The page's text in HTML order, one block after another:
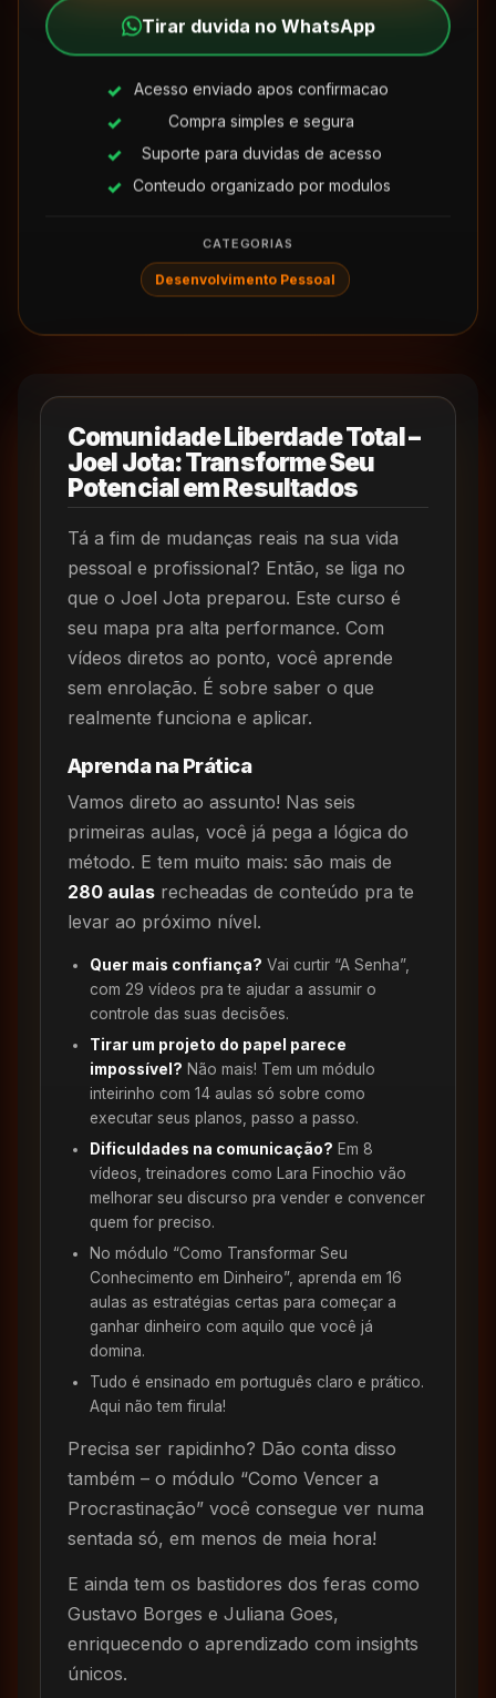
Comunidade Liberdade Total –
Joel Jota: Transforme Seu
Potencial em Resultados
Tá a fim de mudanças reais na sua vida
pessoal e profissional? Então, se liga no
que o Joel Jota preparou. Este curso é
seu mapa pra alta performance. Com
vídeos diretos ao ponto, você aprende
sem enrolação. É sobre saber o que
realmente funciona e aplicar.
Aprenda na Prática
Vamos direto ao assunto! Nas seis
primeiras aulas, você já pega a lógica do
método. E tem muito mais: são mais de
280 aulas recheadas de conteúdo pra te
levar ao próximo nível.
Quer mais confiança? Vai curtir “A Senha”,
com 29 vídeos pra te ajudar a assumir o
controle das suas decisões.
Tirar um projeto do papel parece
impossível? Não mais! Tem um módulo
inteirinho com 14 aulas só sobre como
executar seus planos, passo a passo.
Dificuldades na comunicação? Em 8
vídeos, treinadores como Lara Finochio vão
melhorar seu discurso pra vender e convencer
quem for preciso.
No módulo “Como Transformar Seu
Conhecimento em Dinheiro”, aprenda em 16
aulas as estratégias certas para começar a
ganhar dinheiro com aquilo que você já
domina.
Tudo é ensinado em português claro e prático.
Aqui não tem firula!
Precisa ser rapidinho? Dão conta disso
também – o módulo “Como Vencer a
Procrastinação” você consegue ver numa
sentada só, em menos de meia hora!
E ainda tem os bastidores dos feras como
Gustavo Borges e Juliana Goes,
enriquecendo o aprendizado com insights
únicos.
Tirar duvida no WhatsApp
Acesso enviado apos confirmacao
Compra simples e segura
Suporte para duvidas de acesso
Conteudo organizado por modulos
CATEGORIAS
Desenvolvimento Pessoal